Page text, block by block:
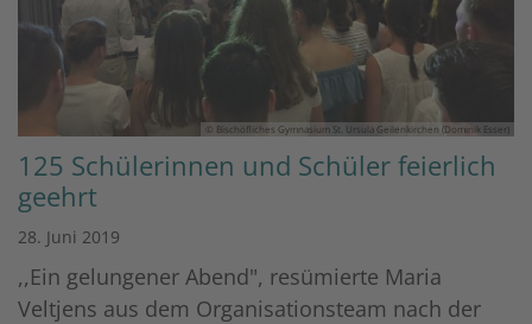
© Bischöfliches Gymnasium St. Ursula Geilenkirchen (Dominik Esser)
125 Schülerinnen und Schüler feierlich
geehrt
28. Juni 2019
,,Ein gelungener Abend", resümierte Maria
Veltjens aus dem Organisationsteam nach der